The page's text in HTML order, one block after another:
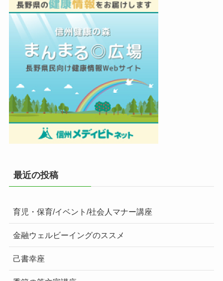
最近の投稿
育児・保育/イベント/社会人マナー講座
金融ウェルビーイングのススメ
己書幸座